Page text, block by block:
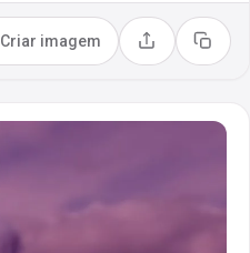
Criar imagem Compartilhar
Copiar